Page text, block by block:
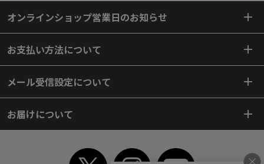
オンラインショップ営業日のお知らせ
お支払い方法について
メール受信設定について
お届けについて